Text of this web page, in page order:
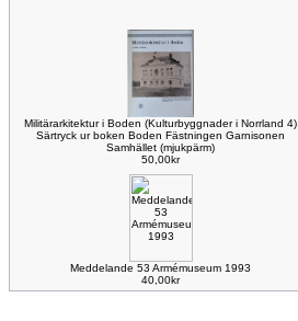
Militärarkitektur i Boden (Kulturbyggnader i Norrland 4)
Särtryck ur boken Boden Fästningen Garnisonen
Samhället (mjukpärm)
50,00kr
Meddelande 53 Armémuseum 1993
40,00kr